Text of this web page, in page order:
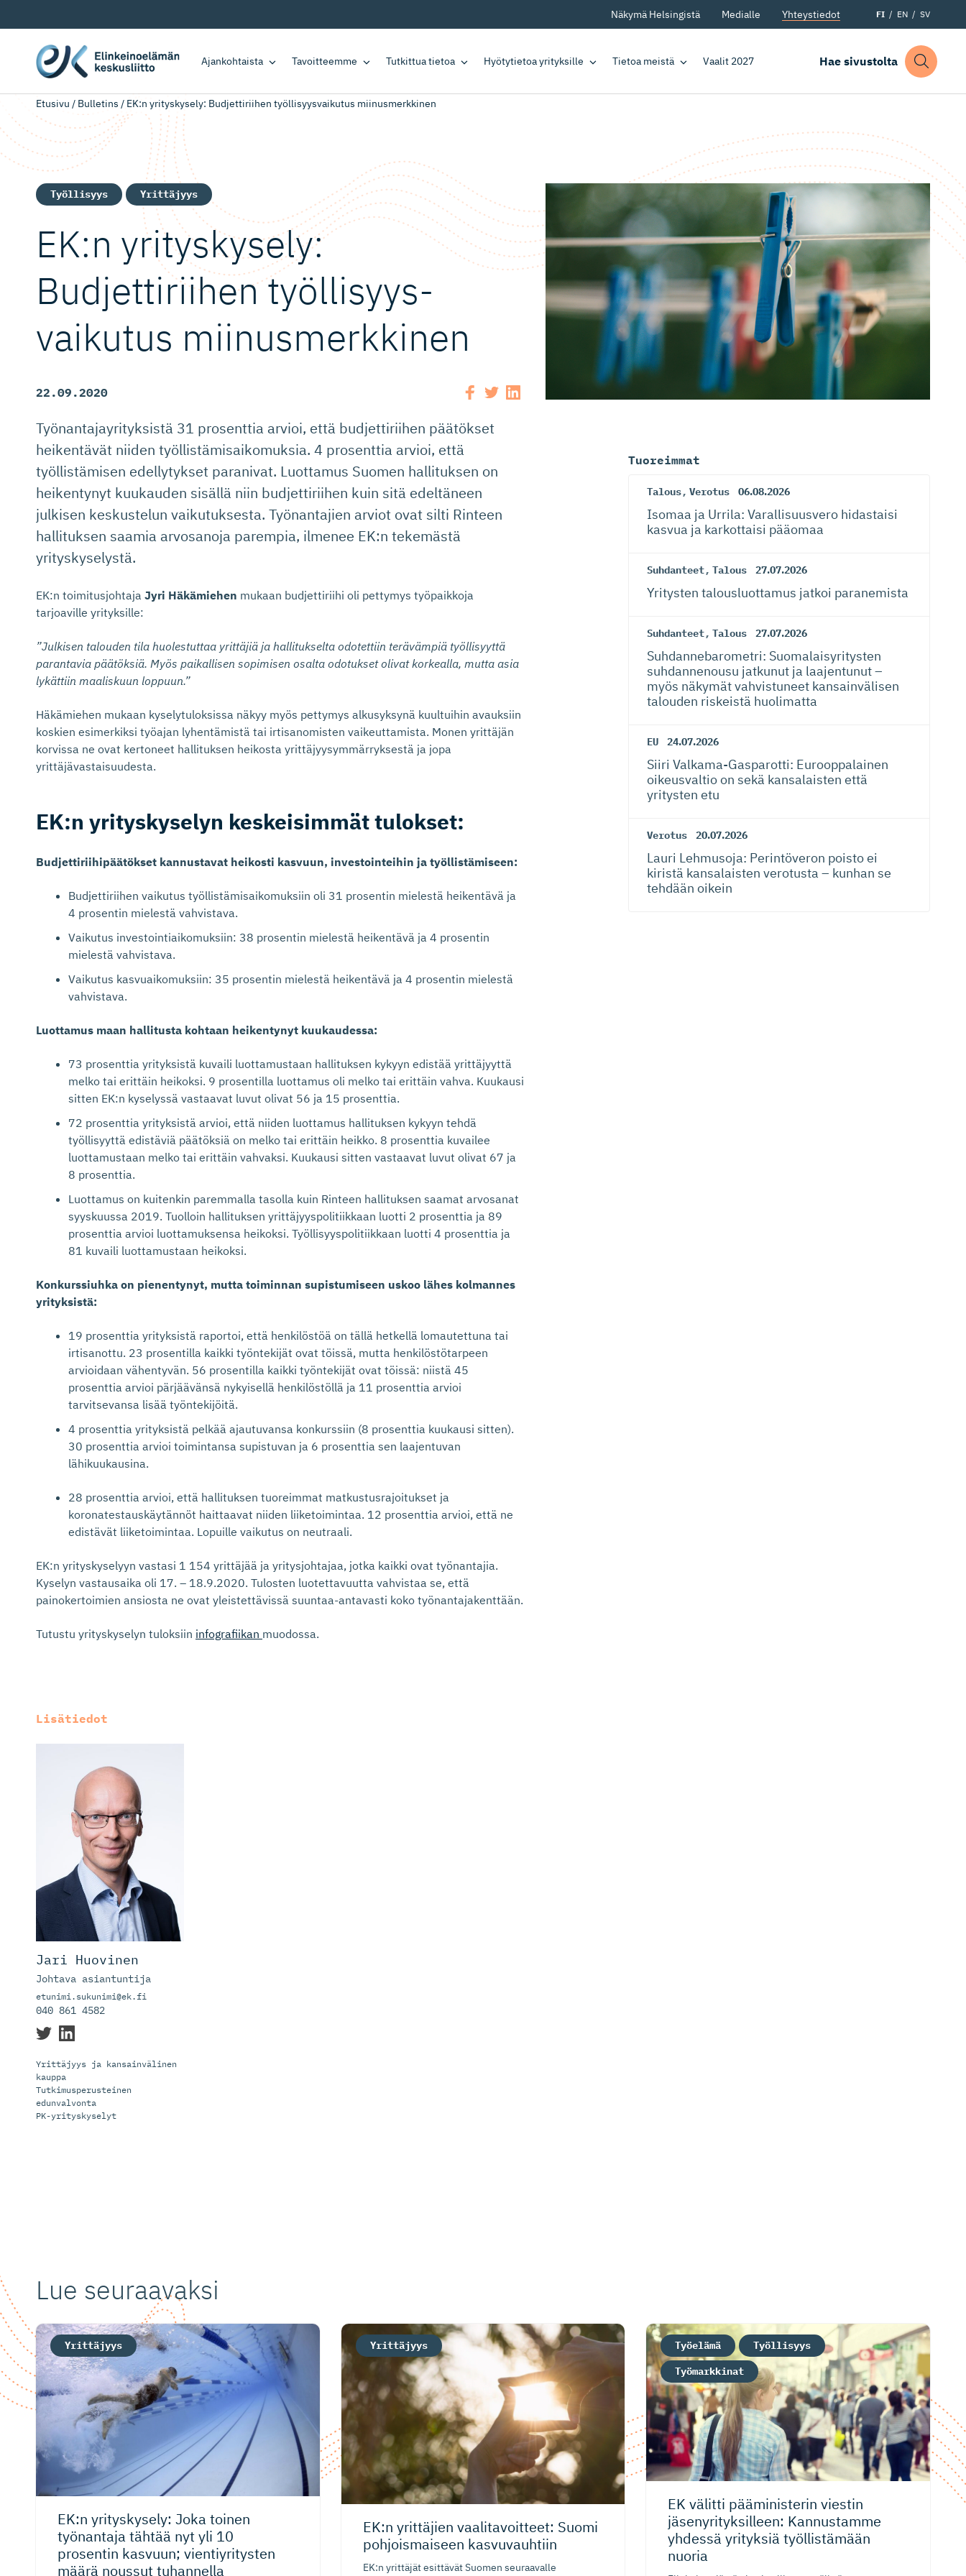
Näkymä Helsingistä Medialle Yhteystiedot FI EN SV
Ajankohtaista Tavoitteemme Tutkittua tietoa Hyötytietoa yrityksille Tietoa meistä Vaalit 2027 Hae sivustolta
Etusivu / Bulletins / EK:n yrityskysely: Budjettiriihen työllisyysvaikutus miinusmerkkinen
Työllisyys Yrittäjyys
EK:n yrityskysely:
Budjettiriihen työllisyys­
vaikutus miinusmerkkinen
22.09.2020
Työnantajayrityksistä 31 prosenttia arvioi, että budjettiriihen päätökset
heikentävät niiden työllistämisaikomuksia. 4 prosenttia arvioi, että
työllistämisen edellytykset paranivat. Luottamus Suomen hallituksen on
heikentynyt kuukauden sisällä niin budjettiriihen kuin sitä edeltäneen
julkisen keskustelun vaikutuksesta. Työnantajien arviot ovat silti Rinteen
hallituksen saamia arvosanoja parempia, ilmenee EK:n tekemästä
yrityskyselystä.
EK:n toimitusjohtaja Jyri Häkämiehen mukaan budjettiriihi oli pettymys työpaikkoja
tarjoaville yrityksille:
”Julkisen talouden tila huolestuttaa yrittäjiä ja hallitukselta odotettiin terävämpiä työllisyyttä
parantavia päätöksiä. Myös paikallisen sopimisen osalta odotukset olivat korkealla, mutta asia
lykättiin maaliskuun loppuun.”
Häkämiehen mukaan kyselytuloksissa näkyy myös pettymys alkusyksynä kuultuihin avauksiin
koskien esimerkiksi työajan lyhentämistä tai irtisanomisten vaikeuttamista. Monen yrittäjän
korvissa ne ovat kertoneet hallituksen heikosta yrittäjyysymmärryksestä ja jopa
yrittäjävastaisuudesta.
EK:n yrityskyselyn keskeisimmät tulokset:
Budjettiriihipäätökset kannustavat heikosti kasvuun, investointeihin ja työllistämiseen:
Budjettiriihen vaikutus työllistämisaikomuksiin oli 31 prosentin mielestä heikentävä ja
4 prosentin mielestä vahvistava.
Vaikutus investointiaikomuksiin: 38 prosentin mielestä heikentävä ja 4 prosentin
mielestä vahvistava.
Vaikutus kasvuaikomuksiin: 35 prosentin mielestä heikentävä ja 4 prosentin mielestä
vahvistava.
Luottamus maan hallitusta kohtaan heikentynyt kuukaudessa:
73 prosenttia yrityksistä kuvaili luottamustaan hallituksen kykyyn edistää yrittäjyyttä
melko tai erittäin heikoksi. 9 prosentilla luottamus oli melko tai erittäin vahva. Kuukausi
sitten EK:n kyselyssä vastaavat luvut olivat 56 ja 15 prosenttia.
72 prosenttia yrityksistä arvioi, että niiden luottamus hallituksen kykyyn tehdä
työllisyyttä edistäviä päätöksiä on melko tai erittäin heikko. 8 prosenttia kuvailee
luottamustaan melko tai erittäin vahvaksi. Kuukausi sitten vastaavat luvut olivat 67 ja
8 prosenttia.
Luottamus on kuitenkin paremmalla tasolla kuin Rinteen hallituksen saamat arvosanat
syyskuussa 2019. Tuolloin hallituksen yrittäjyyspolitiikkaan luotti 2 prosenttia ja 89
prosenttia arvioi luottamuksensa heikoksi. Työllisyyspolitiikkaan luotti 4 prosenttia ja
81 kuvaili luottamustaan heikoksi.
Konkurssiuhka on pienentynyt, mutta toiminnan supistumiseen uskoo lähes kolmannes
yrityksistä:
19 prosenttia yrityksistä raportoi, että henkilöstöä on tällä hetkellä lomautettuna tai
irtisanottu. 23 prosentilla kaikki työntekijät ovat töissä, mutta henkilöstötarpeen
arvioidaan vähentyvän. 56 prosentilla kaikki työntekijät ovat töissä: niistä 45
prosenttia arvioi pärjäävänsä nykyisellä henkilöstöllä ja 11 prosenttia arvioi
tarvitsevansa lisää työntekijöitä.
4 prosenttia yrityksistä pelkää ajautuvansa konkurssiin (8 prosenttia kuukausi sitten).
30 prosenttia arvioi toimintansa supistuvan ja 6 prosenttia sen laajentuvan
lähikuukausina.
28 prosenttia arvioi, että hallituksen tuoreimmat matkustusrajoitukset ja
koronatestauskäytännöt haittaavat niiden liiketoimintaa. 12 prosenttia arvioi, että ne
edistävät liiketoimintaa. Lopuille vaikutus on neutraali.
EK:n yrityskyselyyn vastasi 1 154 yrittäjää ja yritysjohtajaa, jotka kaikki ovat työnantajia.
Kyselyn vastausaika oli 17. – 18.9.2020. Tulosten luotettavuutta vahvistaa se, että
painokertoimien ansiosta ne ovat yleistettävissä suuntaa-antavasti koko työnantajakenttään.
Tutustu yrityskyselyn tuloksiin infografiikan muodossa.
Lisätiedot
Jari Huovinen
Johtava asiantuntija
etunimi.sukunimi@ek.fi
040 861 4582
Yrittäjyys ja kansainvälinen
kauppa
Tutkimusperusteinen
edunvalvonta
PK-yrityskyselyt
Tuoreimmat
Talous, Verotus 06.08.2026
Isomaa ja Urrila: Varallisuusvero hidastaisi
kasvua ja karkottaisi pääomaa
Suhdanteet, Talous 27.07.2026
Yritysten talousluottamus jatkoi paranemista
Suhdanteet, Talous 27.07.2026
Suhdanneba­ro­metri: Suomalaisy­ri­tysten
suhdannenousu jatkunut ja laajentunut –
myös näkymät vahvistuneet kansainvälisen
talouden riskeistä huolimatta
EU 24.07.2026
Siiri Valkama-Gas­pa­rotti: Eurooppalainen
oikeusvaltio on sekä kansalaisten että
yritysten etu
Verotus 20.07.2026
Lauri Lehmusoja: Perintöveron poisto ei
kiristä kansalaisten verotusta – kunhan se
tehdään oikein
Lue seuraavaksi
EK:n yrityskysely: Joka toinen
työnantaja tähtää nyt yli 10
prosentin kasvuun; vientiyri­tysten
määrä noussut tuhannella
Yrittäjyys
EK:n yrittäjien vaalitavoitteet: Suomi
pohjoismaiseen kasvuvauhtiin
EK:n yrittäjät esittävät Suomen seuraavalle
Yrittäjyys
EK välitti pääministerin viestin
jäsenyrityk­silleen: Kannustamme
yhdessä yrityksiä työllistämään
nuoria
Työelämä
Työllisyys
Työmarkkinat